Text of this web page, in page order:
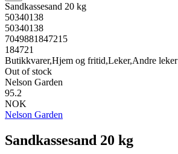
Sandkassesand 20 kg
50340138
50340138
7049881847215
184721
Butikkvarer,Hjem og fritid,Leker,Andre leker
Out of stock
Nelson Garden
95.2
NOK
Nelson Garden
Sandkassesand 20 kg